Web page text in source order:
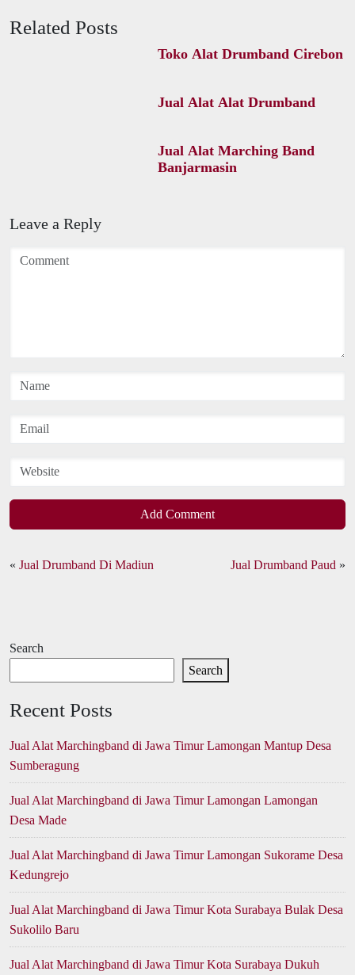
Related Posts
Toko Alat Drumband Cirebon
Jual Alat Alat Drumband
Jual Alat Marching Band
Banjarmasin
Leave a Reply
Add Comment
« Jual Drumband Di Madiun Jual Drumband Paud »
Search
Search
Recent Posts
Jual Alat Marchingband di Jawa Timur Lamongan Mantup Desa
Sumberagung
Jual Alat Marchingband di Jawa Timur Lamongan Lamongan
Desa Made
Jual Alat Marchingband di Jawa Timur Lamongan Sukorame Desa
Kedungrejo
Jual Alat Marchingband di Jawa Timur Kota Surabaya Bulak Desa
Sukolilo Baru
Jual Alat Marchingband di Jawa Timur Kota Surabaya Dukuh